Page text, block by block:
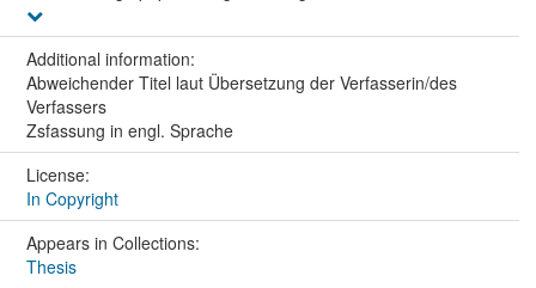
Additional information:
Abweichender Titel laut Übersetzung der Verfasserin/des
Verfassers
Zsfassung in engl. Sprache
License:
In Copyright
Appears in Collections:
Thesis